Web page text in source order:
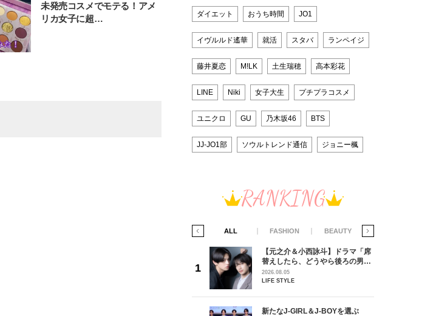
未発売コスメでモテる！アメ
リカ女子に超…
ダイエット おうち時間 JO1
イヴルルド遙華 就活 スタバ ランペイジ
藤井夏恋 M!LK 土生瑞穂 高本彩花
LINE Niki 女子大生 プチプラコスメ
ユニクロ GU 乃木坂46 BTS
JJ-JO1部 ソウルトレンド通信 ジョニー楓
RANKING
ALL FASHION BEAUTY
【元之介＆小西詠斗】ドラマ「席
替えしたら、どうやら後ろの男が
どうやら俺のこと好きらしい」放
送記念インタビュー♡ 「自然と詠
2026.08.05
LIFE STYLE
新たなJ-GIRL＆J-BOYを選ぶ